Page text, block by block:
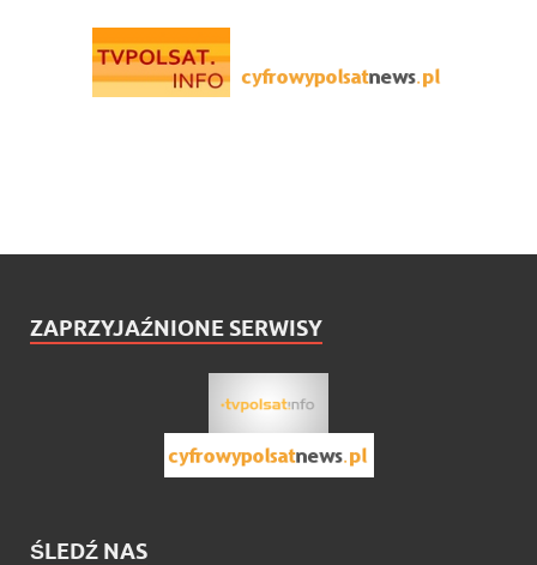
ZAPRZYJAŹNIONE SERWISY
ŚLEDŹ NAS